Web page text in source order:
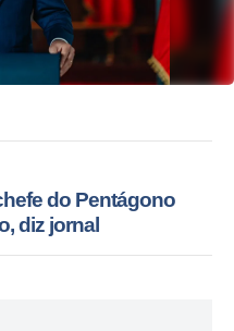
do Pentágono
diz jornal